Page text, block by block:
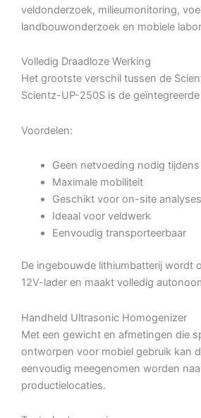
veldonderzoek, milieumonitoring,
landbouwonderzoek en mobiele
Volledig Draadloze Werking
Het grootste verschil tussen de
Scientz-UP-250S is de
Voordelen:
Geen netvoeding nodig
Maximale mobiliteit
Geschikt voor on-site analyses
Ideaal voor veldwerk
Eenvoudig transporteerbaar
De ingebouwde lithiumbatterij wordt
12V-lader en maakt volledig
Handheld Ultrasonic Homogenizer
Met een gewicht en afmetingen die
ontworpen voor mobiel gebruik kan
eenvoudig meegenomen worden
productielocaties.